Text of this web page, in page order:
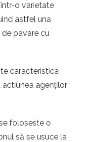
o varietate
astfel una
pavare cu
caracteristica
actiunea agenților
foloseste o
să se usuce la